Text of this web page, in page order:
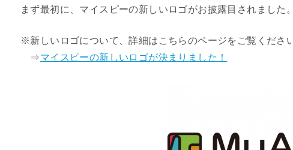
まず最初に、マイスピーの新しいロゴがお披露目されました
※新しいロゴについて、詳細はこちらのページをご覧くださ
⇒マイスピーの新しいロゴが決まりました！